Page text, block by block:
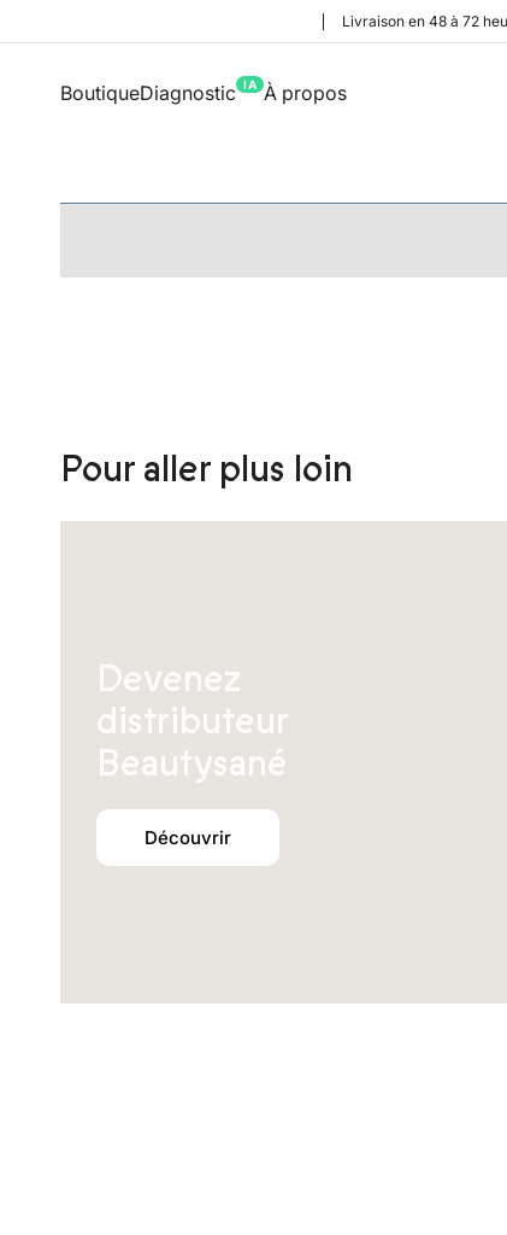
Livraison en 48 à 72
BoutiqueDiagnostic IA À propos
Pour aller plus loin
Devenez
distributeur
Beautysané
Découvrir